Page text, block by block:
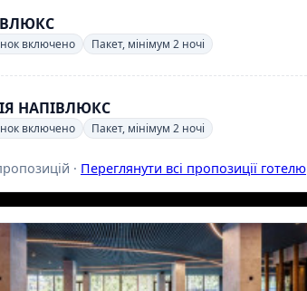
включено Пакет, мінімум 2 ночі
НАПІВЛЮКС
включено Пакет, мінімум 2 ночі
· Переглянути всі пропозиції готелю